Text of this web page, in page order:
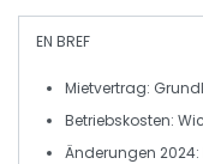
EN BREF
Mietvertrag:
Betriebskosten:
Änderungen 2024: